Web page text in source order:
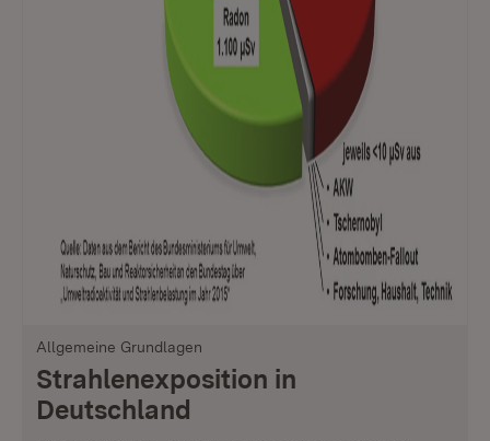
Allgemeine Grundlagen
Strahlenexposition in
Deutschland